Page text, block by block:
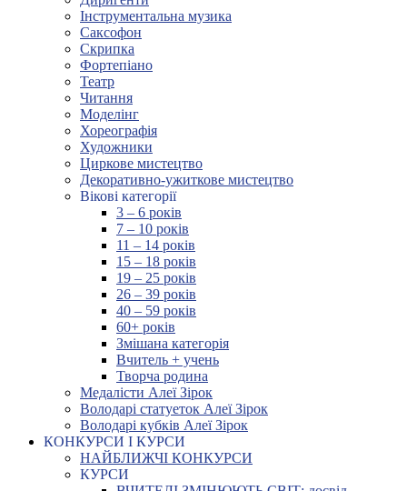
Інструментальна музика
Саксофон
Скрипка
Фортепіано
Театр
Читання
Моделінг
Хореографія
Художники
Циркове мистецтво
Декоративно-ужиткове мистецтво
Вікові категорії
3 – 6 років
7 – 10 років
11 – 14 років
15 – 18 років
19 – 25 років
26 – 39 років
40 – 59 років
60+ років
Змішана категорія
Вчитель + учень
Творча родина
Медалісти Алеї Зірок
Володарі статуеток Алеї Зірок
Володарі кубків Алеї Зірок
КОНКУРСИ І КУРСИ
НАЙБЛИЖЧІ КОНКУРСИ
КУРСИ